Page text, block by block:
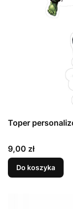
Toper
Cena
9,00 zł
Do koszyka